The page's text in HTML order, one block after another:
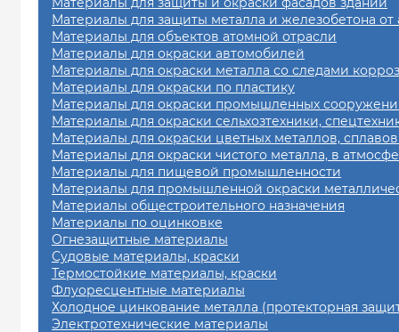
Материалы для защиты металла и железобетона от
Материалы для объектов атомной отрасли
Материалы для окраски автомобилей
Материалы для окраски металла со следами
Материалы для окраски по пластику
Материалы для окраски промышленных
Материалы для окраски сельхозтехники,
Материалы для окраски цветных металлов,
Материалы для окраски чистого металла, в
Материалы для пищевой промышленности
Материалы для промышленной окраски
Материалы общестроительного назначения
Материалы по оцинковке
Огнезащитные материалы
Судовые материалы, краски
Термостойкие материалы, краски
Флуоресцентные материалы
Холодное цинкование металла (протекторная
Электротехнические материалы